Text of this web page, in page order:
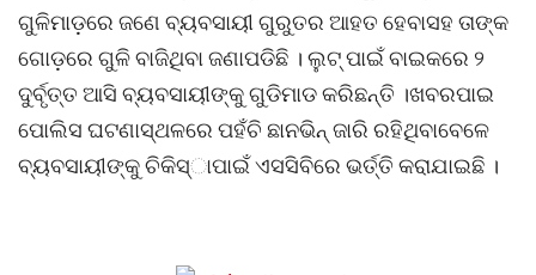
ଗୁଳିମାଡ଼ରେ ଜଣେ ବ୍ୟବସାୟୀ ଗୁରୁତର ଆହତ ହେବାସହ ତାଙ୍କ
ଗୋଡ଼ରେ ଗୁଳି ବାଜିଥିବା ଜଣାପଡିଛି । ଲୁଟ୍ ପାଇଁ ବାଇକରେ ୨
ଦୁର୍ବୃତ୍ତ ଆସି ବ୍ୟବସାୟୀଙ୍କୁ ଗୁଡିମାଡ କରିଛନ୍ତି ।ଖବରପାଇ
ପୋଲିସ ଘଟଣାସ୍ଥଳରେ ପହଁଚି ଛାନଭିନ୍ ଜାରି ରହିଥିବାବେଳେ
ବ୍ୟବସାୟୀଙ୍କୁ ଚିକିସ୍‌ାପାଇଁ ଏସସିବିରେ ଭର୍ତ୍ତି କରାଯାଇଛି ।